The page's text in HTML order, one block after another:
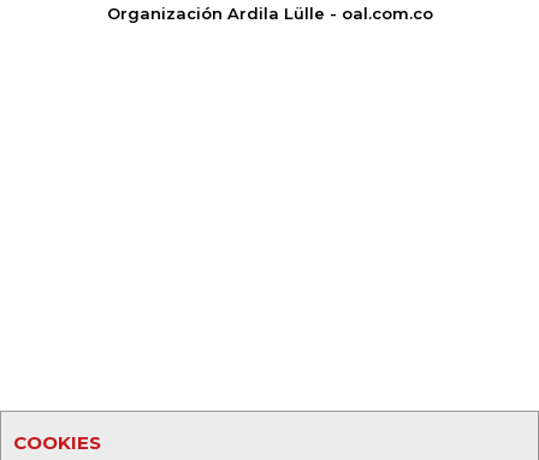
COOKIES
Organización Ardila Lülle - oal.com.co